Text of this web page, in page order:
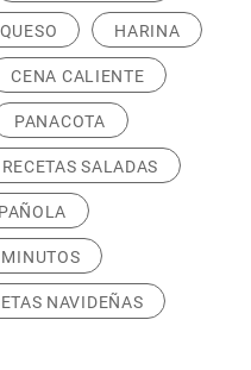
QUESO HARINA
CENA CALIENTE
PANACOTA
RECETAS SALADAS
NAVIDEÑAS